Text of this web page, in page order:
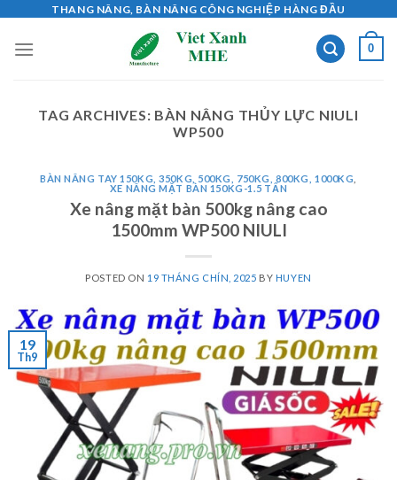
content
THANG NÂNG, BÀN NÂNG CÔNG NGHIỆP HÀNG ĐẦU
0
TAG ARCHIVES: BÀN NÂNG THỦY LỰC NIULI
WP500
BÀN NÂNG TAY 150KG, 350KG, 500KG, 750KG, 800KG, 1000KG
XE NÂNG MẶT BÀN 150KG-1.5 TẤN
Xe nâng mặt bàn 500kg nâng cao
1500mm WP500 NIULI
POSTED ON 19 THÁNG CHÍN, 2025 BY HUYEN
19
Th9